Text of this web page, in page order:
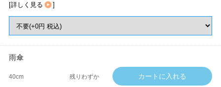
[詳しく見る ]
雨傘
40cm 残りわずか